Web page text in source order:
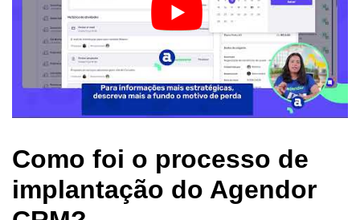
Como foi o processo de
implantação do Agendor